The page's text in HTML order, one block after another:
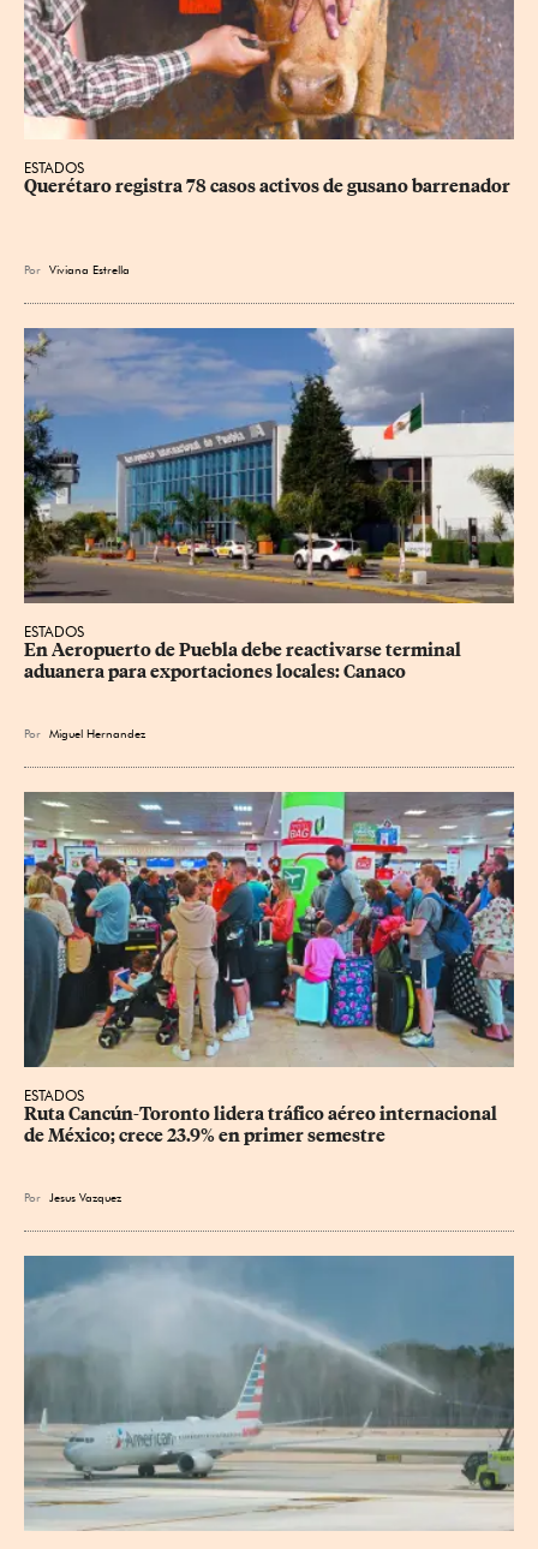
ESTADOS
Querétaro registra 78 casos activos de gusano barrenador
Por Viviana Estrella
ESTADOS
En Aeropuerto de Puebla debe reactivarse terminal
aduanera para exportaciones locales: Canaco
Por Miguel Hernandez
ESTADOS
Ruta Cancún-Toronto lidera tráfico aéreo internacional
de México; crece 23.9% en primer semestre
Por Jesus Vazquez